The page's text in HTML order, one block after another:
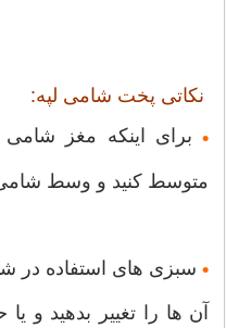
نکاتی پخت شامی لپه:
• برای اینکه مغز
متوسط کنید و وسط شامی
• سبزی های استفاده در
آن ها را تغییر بدهید و